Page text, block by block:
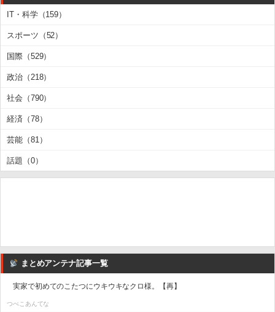
IT・科学（159）
スポーツ（52）
国際（529）
政治（218）
社会（790）
経済（78）
芸能（81）
話題（0）
まとめアンテナ記事一覧
実家で初めてのこたつにウキウキなクロ様。【再】
つべこあんてな